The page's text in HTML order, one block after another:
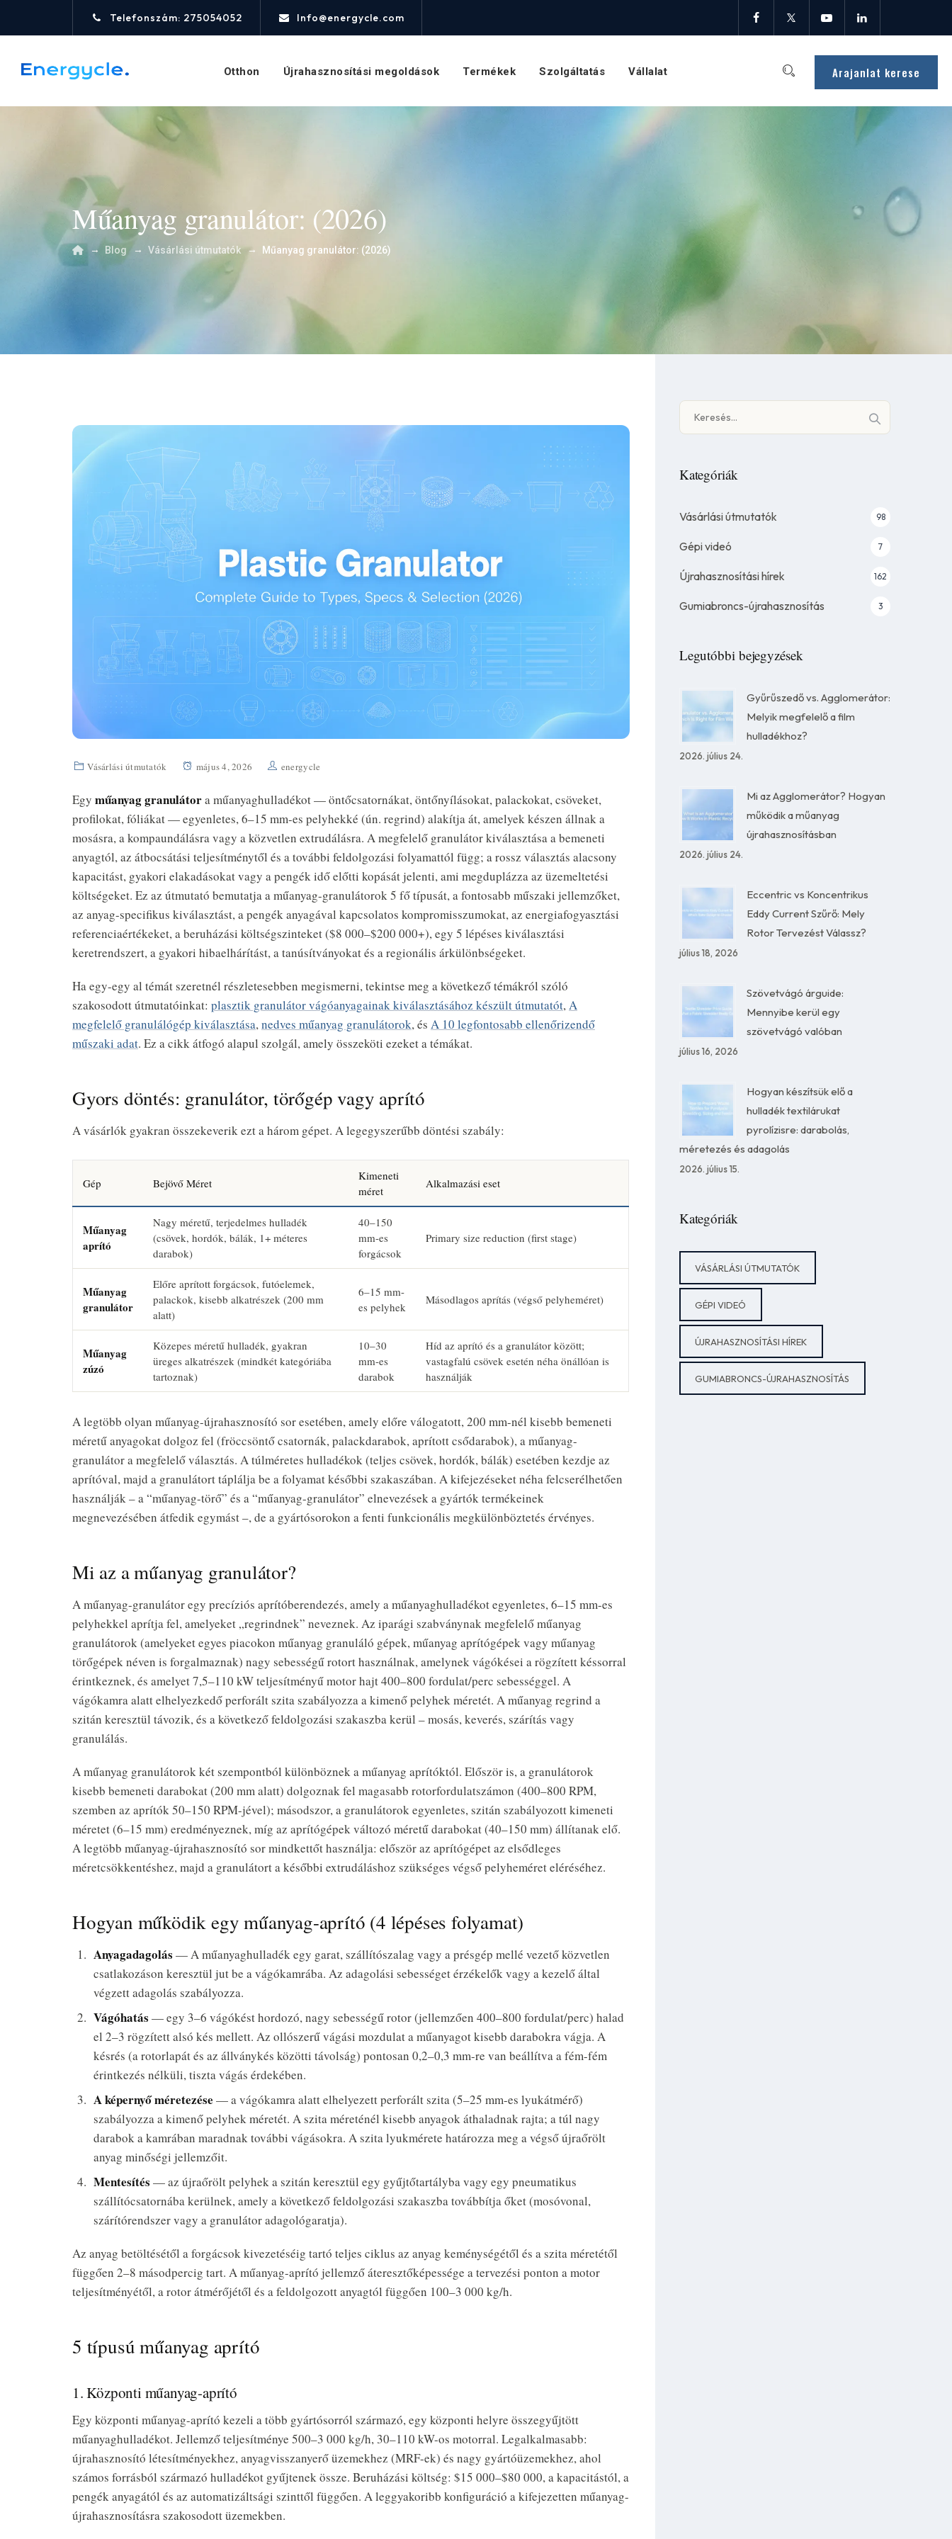
Telefonszám: 275054052 Info@energycle.com
Arajanlat kerese
Otthon Újrahasznosítási megoldások Termékek Szolgáltatás Vállalat
Műanyag granulátor: (2026)
→ Blog → Vásárlási útmutatók→ Műanyag granulátor: (2026)
Vásárlási útmutatók május 4, 2026 energycle
Egy műanyag granulátora műanyaghulladékot — öntőcsatornákat, öntőnyílásokat, palackokat, csöveket,
profilokat, fóliákat — egyenletes, 6–15 mm-es pelyhekké (ún. regrind) alakítja át, amelyek készen állnak a
mosásra, a kompaundálásra vagy a közvetlen extrudálásra. A megfelelő granulátor kiválasztása a bemeneti
anyagtól, az átbocsátási teljesítménytől és a további feldolgozási folyamattól függ; a rossz választás alacsony
kapacitást, gyakori elakadásokat vagy a pengék idő előtti kopását jelenti, ami megduplázza az üzemeltetési
költségeket. Ez az útmutató bemutatja a műanyag-granulátorok 5 fő típusát, a fontosabb műszaki jellemzőket,
az anyag-specifikus kiválasztást, a pengék anyagával kapcsolatos kompromisszumokat, az energiafogyasztási
referenciaértékeket, a beruházási költségszinteket ($8 000–$200 000+), egy 5 lépéses kiválasztási
keretrendszert, a gyakori hibaelhárítást, a tanúsítványokat és a regionális árkülönbségeket.
Ha egy-egy al témát szeretnél részletesebben megismerni, tekintse meg a következő témákról szóló
szakosodott útmutatóinkat: plasztik granulátor vágóanyagainak kiválasztásához készült útmutatót,A
megfelelő granulálógép kiválasztása,nedves műanyag granulátorok, és A 10 legfontosabb ellenőrizendő
műszaki adat. Ez a cikk átfogó alapul szolgál, amely összeköti ezeket a témákat.
Gyors döntés: granulátor, törőgép vagy aprító
A vásárlók gyakran összekeverik ezt a három gépet. A legegyszerűbb döntési szabály:
Gép Bejövő Méret
Kimeneti
méret
Alkalmazási eset
Műanyag
aprító
Nagy méretű, terjedelmes hulladék
(csövek, hordók, bálák, 1+ méteres
darabok)
40–150
mm-es
forgácsok
Primary size reduction (first stage)
Műanyag
granulátor
Előre aprított forgácsok, futóelemek,
palackok, kisebb alkatrészek (200 mm
alatt)
6–15 mm-
es pelyhek
Másodlagos aprítás (végső pelyheméret)
Műanyag
zúzó
Közepes méretű hulladék, gyakran
üreges alkatrészek (mindkét kategóriába
tartoznak)
10–30
mm-es
darabok
Híd az aprító és a granulátor között;
vastagfalú csövek esetén néha önállóan is
használják
A legtöbb olyan műanyag-újrahasznosító sor esetében, amely előre válogatott, 200 mm-nél kisebb bemeneti
méretű anyagokat dolgoz fel (fröccsöntő csatornák, palackdarabok, aprított csődarabok), a műanyag-
granulátor a megfelelő választás. A túlméretes hulladékok (teljes csövek, hordók, bálák) esetében kezdje az
aprítóval, majd a granulátort táplálja be a folyamat későbbi szakaszában. A kifejezéseket néha felcserélhetően
használják – a “műanyag-törő” és a “műanyag-granulátor” elnevezések a gyártók termékeinek
megnevezésében átfedik egymást –, de a gyártósorokon a fenti funkcionális megkülönböztetés érvényes.
Mi az a műanyag granulátor?
A műanyag-granulátor egy precíziós aprítóberendezés, amely a műanyaghulladékot egyenletes, 6–15 mm-es
pelyhekkel aprítja fel, amelyeket „regrindnek” neveznek. Az iparági szabványnak megfelelő műanyag
granulátorok (amelyeket egyes piacokon műanyag granuláló gépek, műanyag aprítógépek vagy műanyag
törőgépek néven is forgalmaznak) nagy sebességű rotort használnak, amelynek vágókései a rögzített késsorral
érintkeznek, és amelyet 7,5–110 kW teljesítményű motor hajt 400–800 fordulat/perc sebességgel. A
vágókamra alatt elhelyezkedő perforált szita szabályozza a kimenő pelyhek méretét. A műanyag regrind a
szitán keresztül távozik, és a következő feldolgozási szakaszba kerül – mosás, keverés, szárítás vagy
granulálás.
A műanyag granulátorok két szempontból különböznek a műanyag aprítóktól. Először is, a granulátorok
kisebb bemeneti darabokat (200 mm alatt) dolgoznak fel magasabb rotorfordulatszámon (400–800 RPM,
szemben az aprítók 50–150 RPM-jével); másodszor, a granulátorok egyenletes, szitán szabályozott kimeneti
méretet (6–15 mm) eredményeznek, míg az aprítógépek változó méretű darabokat (40–150 mm) állítanak elő.
A legtöbb műanyag-újrahasznosító sor mindkettőt használja: először az aprítógépet az elsődleges
méretcsökkentéshez, majd a granulátort a későbbi extrudáláshoz szükséges végső pelyheméret eléréséhez.
Hogyan működik egy műanyag-aprító (4 lépéses folyamat)
Anyagadagolás — A műanyaghulladék egy garat, szállítószalag vagy a présgép mellé vezető közvetlen
csatlakozáson keresztül jut be a vágókamrába. Az adagolási sebességet érzékelők vagy a kezelő által
végzett adagolás szabályozza.
Vágóhatás — egy 3–6 vágókést hordozó, nagy sebességű rotor (jellemzően 400–800 fordulat/perc) halad
el 2–3 rögzített alsó kés mellett. Az ollószerű vágási mozdulat a műanyagot kisebb darabokra vágja. A
késrés (a rotorlapát és az állványkés közötti távolság) pontosan 0,2–0,3 mm-re van beállítva a fém-fém
érintkezés nélküli, tiszta vágás érdekében.
A képernyő méretezése — a vágókamra alatt elhelyezett perforált szita (5–25 mm-es lyukátmérő)
szabályozza a kimenő pelyhek méretét. A szita méreténél kisebb anyagok áthaladnak rajta; a túl nagy
darabok a kamrában maradnak további vágásokra. A szita lyukmérete határozza meg a végső újraőrölt
anyag minőségi jellemzőit.
Mentesítés — az újraőrölt pelyhek a szitán keresztül egy gyűjtőtartályba vagy egy pneumatikus
szállítócsatornába kerülnek, amely a következő feldolgozási szakaszba továbbítja őket (mosóvonal,
szárítórendszer vagy a granulátor adagológaratja).
Az anyag betöltésétől a forgácsok kivezetéséig tartó teljes ciklus az anyag keménységétől és a szita méretétől
függően 2–8 másodpercig tart. A műanyag-aprító jellemző áteresztőképessége a tervezési ponton a motor
teljesítményétől, a rotor átmérőjétől és a feldolgozott anyagtól függően 100–3 000 kg/h.
5 típusú műanyag aprító
1. Központi műanyag-aprító
Egy központi műanyag-aprító kezeli a több gyártósorról származó, egy központi helyre összegyűjtött
műanyaghulladékot. Jellemző teljesítménye 500–3 000 kg/h, 30–110 kW-os motorral. Legalkalmasabb:
újrahasznosító létesítményekhez, anyagvisszanyerő üzemekhez (MRF-ek) és nagy gyártóüzemekhez, ahol
számos forrásból származó hulladékot gyűjtenek össze. Beruházási költség: $15 000–$80 000, a kapacitástól, a
pengék anyagától és az automatizáltsági szinttől függően. A leggyakoribb konfiguráció a kifejezetten műanyag-
újrahasznosításra szakosodott üzemekben.
Kategóriák
Vásárlási útmutatók 98
Gépi videó 7
Újrahasznosítási hírek 162
Gumiabroncs-újrahasznosítás 3
Legutóbbi bejegyzések
Gyűrűszedő vs. Agglomerátor:
Melyik megfelelő a film
hulladékhoz?
2026. július 24.
Mi az Agglomerátor? Hogyan
működik a műanyag
újrahasznosításban
2026. július 24.
Eccentric vs Koncentrikus
Eddy Current Szűrő: Mely
Rotor Tervezést Válassz?
július 18, 2026
Szövetvágó árguide:
Mennyibe kerül egy
szövetvágó valóban
július 16, 2026
Hogyan készítsük elő a
hulladék textilárukat
pyrolízisre: darabolás,
méretezés és adagolás
2026. július 15.
Kategóriák
VÁSÁRLÁSI ÚTMUTATÓK
GÉPI VIDEÓ
ÚJRAHASZNOSÍTÁSI HÍREK
GUMIABRONCS-ÚJRAHASZNOSÍTÁS